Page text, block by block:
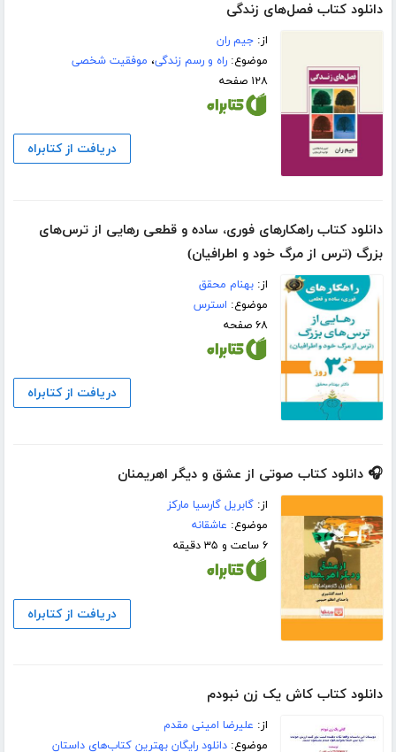
دانلود کتاب فصل‌های زندگی
از:جیم ران
موضوع:راه و رسم زندگی، موفقیت شخصی
۱۲۸ صفحه
دریافت از کتابراه
دانلود کتاب راهکارهای فوری، ساده و قطعی رهایی از ترس‌های
بزرگ (ترس از مرگ خود و اطرافیان)
از:بهنام محقق
موضوع: استرس
۶۸ صفحه
دریافت از کتابراه
🎧 دانلود کتاب صوتی از عشق و دیگر اهریمنان
از:گابریل گارسیا مارکز
موضوع: عاشقانه
۶ ساعت و ۳۵ دقیقه
دریافت از کتابراه
دانلود کتاب کاش یک زن نبودم
از: علیرضا امینی مقدم
موضوع:دانلود رایگان بهترین کتاب‌های داستان